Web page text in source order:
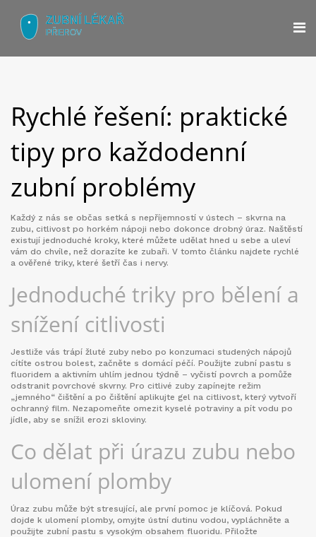
Rychlé řešení: praktické
tipy pro každodenní
zubní problémy
Každý z nás se občas setká s nepříjemností v ústech – skvrna na
zubu, citlivost po horkém nápoji nebo dokonce drobný úraz. Naštěstí
existují jednoduché kroky, které můžete udělat hned u sebe a uleví
vám do chvíle, než dorazíte ke zubaři. V tomto článku najdete rychlé
a ověřené triky, které šetří čas i nervy.
Jednoduché triky pro bělení a
snížení citlivosti
Jestliže vás trápí žluté zuby nebo po konzumaci studených nápojů
cítíte ostrou bolest, začněte s domácí péčí. Použijte zubní pastu s
fluoridem a aktivním uhlím jednou týdně – vyčistí povrch a pomůže
odstranit povrchové skvrny. Pro citlivé zuby zapínejte režim
„jemného“ čištění a po čištění aplikujte gel na citlivost, který vytvoří
ochranný film. Nezapomeňte omezit kyselé potraviny a pít vodu po
jídle, aby se snížil erozi skloviny.
Co dělat při úrazu zubu nebo
ulomení plomby
Úraz zubu může být stresující, ale první pomoc je klíčová. Pokud
dojde k ulomení plomby, omyjte ústní dutinu vodou, vypláchněte a
použijte zubní pastu s vysokým obsahem fluoridu. Přiložte